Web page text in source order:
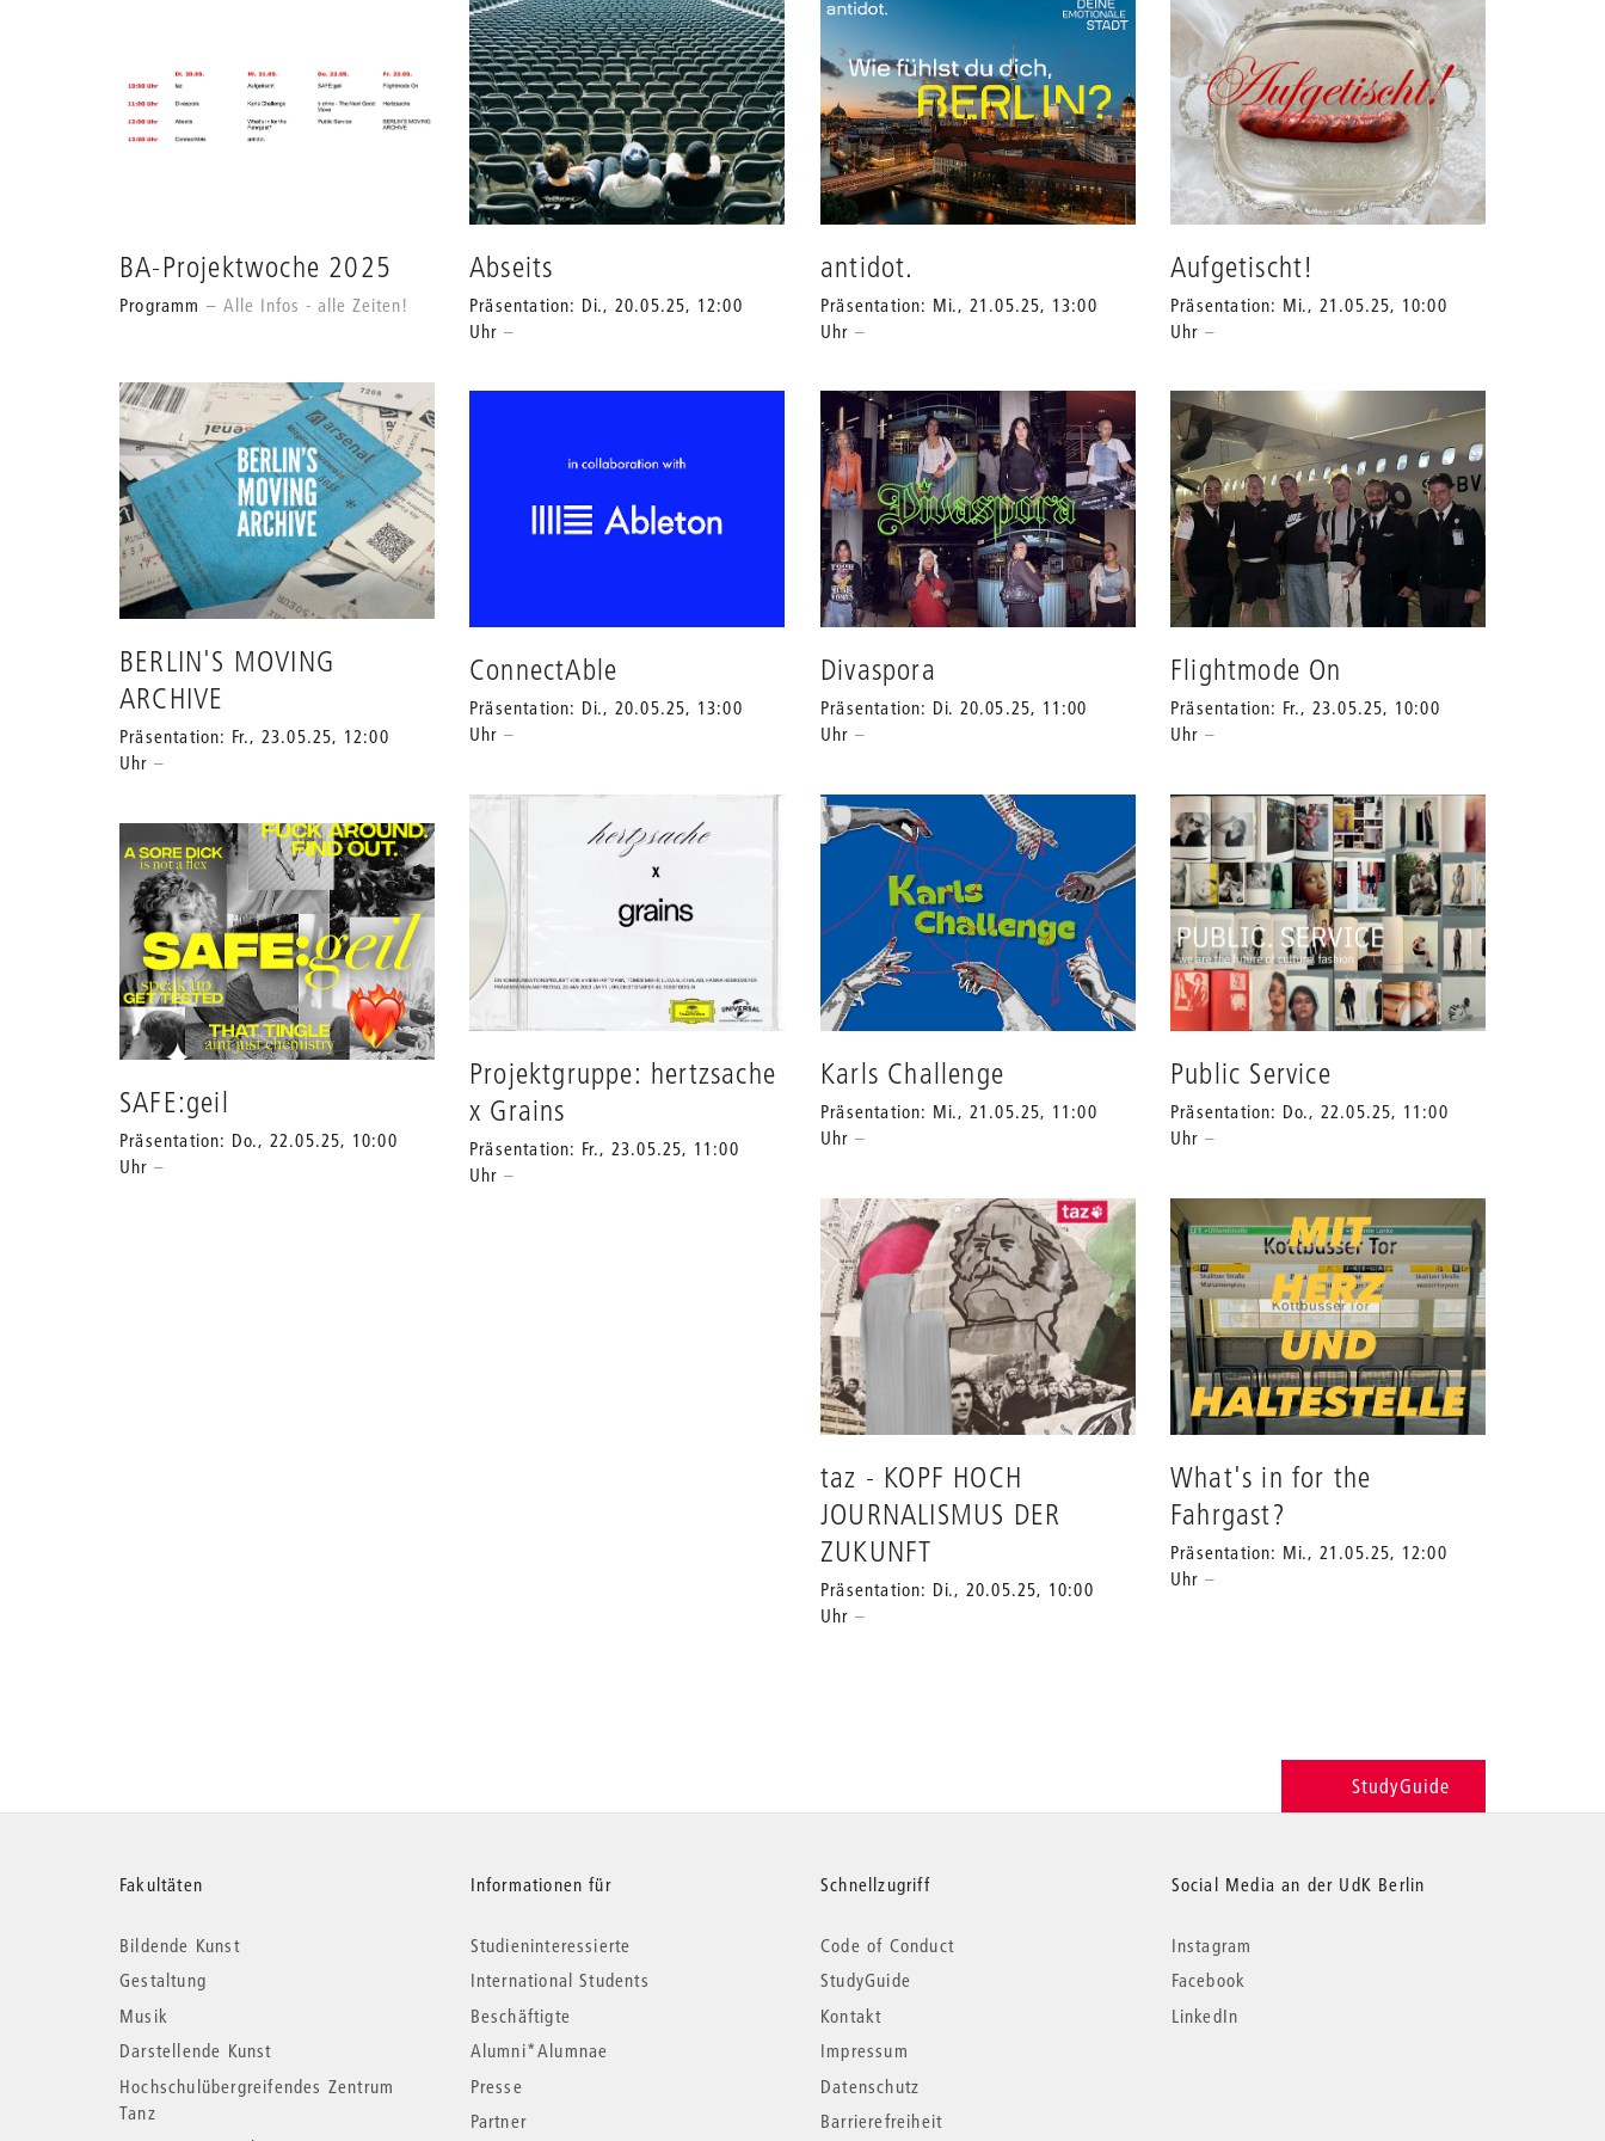
anpassen
BA-Projektwoche 2025
Programm Alle Infos - alle Zeiten!
Abseits
Präsentation: Di., 20.05.25, 12:00
Uhr
antidot.
Präsentation: Mi., 21.05.25, 13:00
Uhr
Aufgetischt!
Präsentation: Mi., 21.05.25, 10:00
Uhr
BERLIN'S MOVING
ARCHIVE
Präsentation: Fr., 23.05.25, 12:00
Uhr
ConnectAble
Präsentation: Di., 20.05.25, 13:00
Uhr
Divaspora
Präsentation: Di. 20.05.25, 11:00
Uhr
Flightmode On
Präsentation: Fr., 23.05.25, 10:00
Uhr
Projektgruppe: hertzsache
x Grains
Präsentation: Fr., 23.05.25, 11:00
Uhr
Karls Challenge
Präsentation: Mi., 21.05.25, 11:00
Uhr
Public Service
Präsentation: Do., 22.05.25, 11:00
Uhr
SAFE:geil
Präsentation: Do., 22.05.25, 10:00
Uhr
taz - KOPF HOCH
JOURNALISMUS DER
ZUKUNFT
Präsentation: Di., 20.05.25, 10:00
Uhr
What's in for the
Fahrgast?
Präsentation: Mi., 21.05.25, 12:00
Uhr
StudyGuide
Weitere
Informationen
Fakultäten
Bildende Kunst
Gestaltung
Musik
Darstellende Kunst
Hochschulübergreifendes Zentrum
Tanz
Informationen für
Studieninteressierte
International Students
Beschäftigte
Alumni*Alumnae
Presse
Partner
Schnellzugriff
Code of Conduct
StudyGuide
Kontakt
Impressum
Datenschutz
Barrierefreiheit
Social Media an der UdK Berlin
Instagram
Facebook
LinkedIn